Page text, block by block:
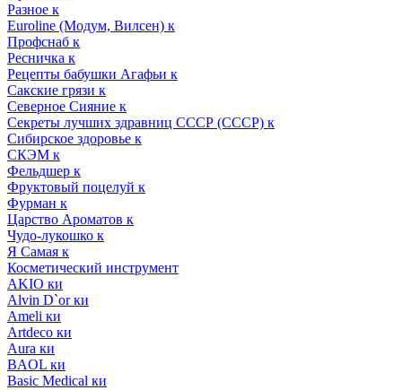
Разное к
Euroline (Модум, Вилсен) к
Профснаб к
Ресничка к
Рецепты бабушки Агафьи к
Сакские грязи к
Северное Сияние к
Секреты лучших здравниц СССР (СССР) к
Сибирское здоровье к
СКЭМ к
Фельдшер к
Фруктовый поцелуй к
Фурман к
Царство Ароматов к
Чудо-лукошко к
Я Самая к
Косметический инструмент
AKIO ки
Alvin D`or ки
Ameli ки
Artdeco ки
Aura ки
BAOL ки
Basic Medical ки